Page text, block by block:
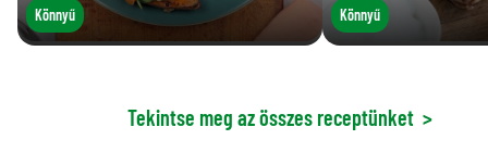
Könnyű Könnyű
Tekintse meg az összes receptünket >